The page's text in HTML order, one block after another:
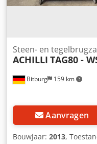
Bitburg 159 km
Steen- en
ACHILLI TAG80 -
Aanvragen
Bouwjaar: 2013,